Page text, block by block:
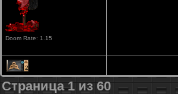
Doom Rate: 1.15
2
Страница1 из 60